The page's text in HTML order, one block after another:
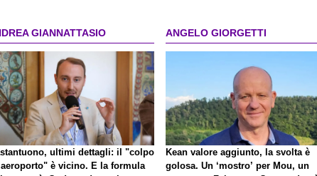
GIANNATTASIO
ultimi dettagli: il "colpo
è vicino. E la formula
ANGELO GIORGETTI
Kean valore aggiunto, la svolta è
golosa. Un ‘mostro’ per Mou, un